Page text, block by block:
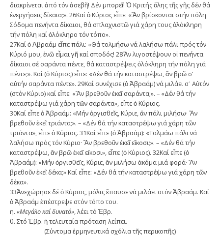
διακρίνεται ἀπό τόν ἀσεβῆ! Δέν μπορεῖ! Ὁ Κριτής ὅλης τῆς γῆς δέν θά
ἐνεργήσεις δίκαια;». 26Καί ὁ Κύριος εἶπε: «Ἄν βρίσκονται στήν πόλη
Σόδομα πενήντα δίκαιοι, θά σπλαχνιστῶ γιά χάρη τους ὁλόκληρη
τήν πόλη καί ὁλόκληρο τόν τόπο».
27Καί ὁ Ἀβραάμ εἶπε πάλι: «Θά τολμήσω νά λαλήσω πάλι πρός τόν
Κύριό μου, ἐνῶ εἶμαι γῆ καί σποδός! 28Ἄν λιγοστέψουν οἱ πενήντα
δίκαιοι σέ σαράντα πέντε, θά καταστρέψεις ὁλόκληρη τήν πόλη γιά
πέντε;». Καί (ὁ Κύριος) εἶπε: «Δέν θά τήν καταστρέψω, ἄν βρῶ σ’
αὐτήν σαράντα πέντε». 29Καί συνέχισε (ὁ Ἀβραάμ) νά μιλάει σ᾽ Αὐτόν
(στόν Κύριο) καί εἶπε: «Ἄν βρεθοῦν ἐκεῖ σαράντα;». – «Δέν θά τήν
καταστρέψω γιά χάρη τῶν σαράντα», εἶπε ὁ Κύριος.
30Καί εἶπε ὁ Ἀβραάμ: «Μήν ὀργισθεῖς, Κύριε, ἄν πάλι μιλήσω· Ἄν
βρεθοῦν ἐκεῖ τριάντα;». – «Δέν θά τήν καταστρέψω γιά χάρη τῶν
τριάντα», εἶπε ὁ Κύριος. 31Καί εἶπε (ὁ Ἀβραάμ): «Τολμάω πάλι νά
λαλήσω πρός τόν Κύριο· Ἄν βρεθοῦν ἐκεῖ εἴκοσι;». – «Δέν θά τήν
καταστρέψω, ἄν βρῶ ἐκεῖ εἴκοσι», εἶπε (ὁ Κύριος). 32Καί εἶπε (ὁ
Ἀβραάμ): «Μήν ὀργισθεῖς, Κύριε, ἄν μιλήσω ἀκόμα μιά φορά· Ἄν
βρεθοῦν ἐκεῖ δέκα;» Καί εἶπε: «Δέν θά τήν καταστρέψω γιά χάρη τῶν
δέκα».
33Ἀνεχώρησε δέ ὁ Κύριος, μόλις ἔπαυσε νά μιλάει στόν Ἀβραάμ. Καί
ὁ Ἀβραάμ ἐπέστρεψε στόν τόπο του.
η. «Μεγάλο καί δυνατό», λέει τό Ἑβρ.
θ. Στό Ἑβρ. ἡ τελευταία πρόταση λείπει.
(Σύντομα ἑρμηνευτικά σχόλια τῆς περικοπῆς)